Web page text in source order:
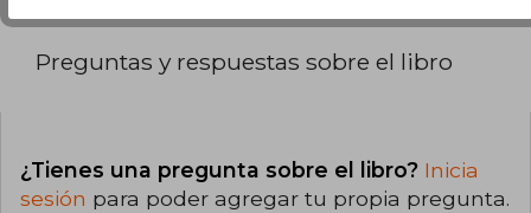
Preguntas y respuestas sobre el libro
¿Tienes una pregunta sobre el libro? Inicia
sesión para poder agregar tu propia pregunta.